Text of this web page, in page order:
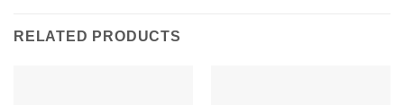
RELATED PRODUCTS